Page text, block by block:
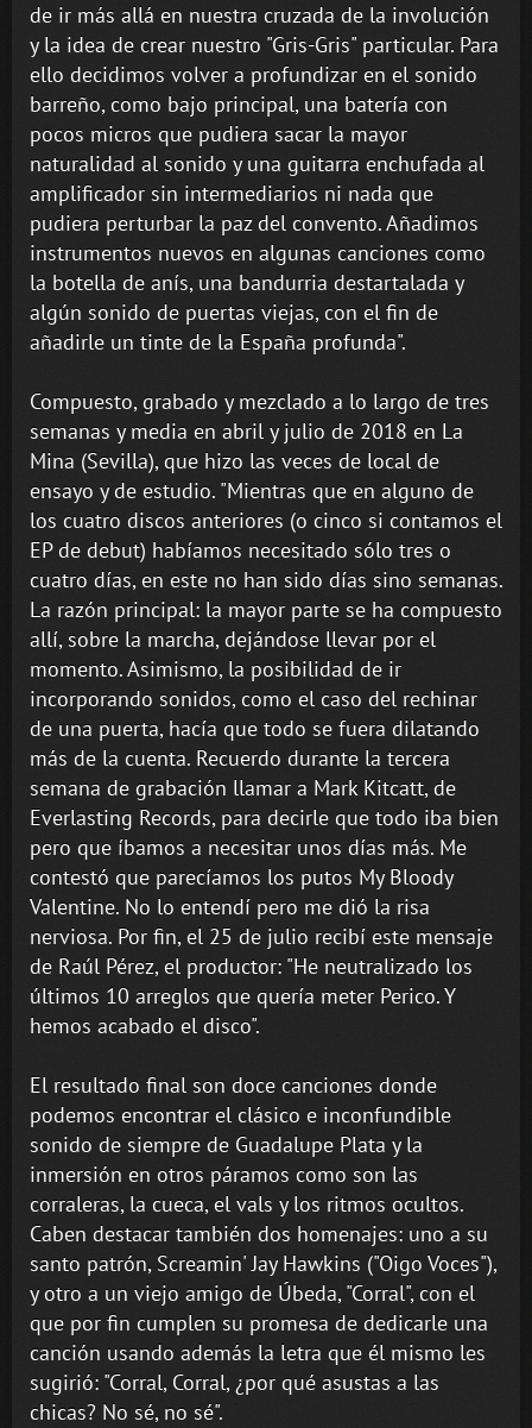
de ir más allá en nuestra cruzada de la involución
y la idea de crear nuestro "Gris-Gris" particular. Para
ello decidimos volver a profundizar en el sonido
barreño, como bajo principal, una batería con
pocos micros que pudiera sacar la mayor
naturalidad al sonido y una guitarra enchufada al
amplificador sin intermediarios ni nada que
pudiera perturbar la paz del convento. Añadimos
instrumentos nuevos en algunas canciones como
la botella de anís, una bandurria destartalada y
algún sonido de puertas viejas, con el fin de
añadirle un tinte de la España profunda".
Compuesto, grabado y mezclado a lo largo de tres
semanas y media en abril y julio de 2018 en La
Mina (Sevilla), que hizo las veces de local de
ensayo y de estudio. "Mientras que en alguno de
los cuatro discos anteriores (o cinco si contamos el
EP de debut) habíamos necesitado sólo tres o
cuatro días, en este no han sido días sino semanas.
La razón principal: la mayor parte se ha compuesto
allí, sobre la marcha, dejándose llevar por el
momento. Asimismo, la posibilidad de ir
incorporando sonidos, como el caso del rechinar
de una puerta, hacía que todo se fuera dilatando
más de la cuenta. Recuerdo durante la tercera
semana de grabación llamar a Mark Kitcatt, de
Everlasting Records, para decirle que todo iba bien
pero que íbamos a necesitar unos días más. Me
contestó que parecíamos los putos My Bloody
Valentine. No lo entendí pero me dió la risa
nerviosa. Por fin, el 25 de julio recibí este mensaje
de Raúl Pérez, el productor: "He neutralizado los
últimos 10 arreglos que quería meter Perico. Y
hemos acabado el disco".
El resultado final son doce canciones donde
podemos encontrar el clásico e inconfundible
sonido de siempre de Guadalupe Plata y la
inmersión en otros páramos como son las
corraleras, la cueca, el vals y los ritmos ocultos.
Caben destacar también dos homenajes: uno a su
santo patrón, Screamin' Jay Hawkins ("Oigo Voces"),
y otro a un viejo amigo de Úbeda, "Corral", con el
que por fin cumplen su promesa de dedicarle una
canción usando además la letra que él mismo les
sugirió: "Corral, Corral, ¿por qué asustas a las
chicas? No sé, no sé".